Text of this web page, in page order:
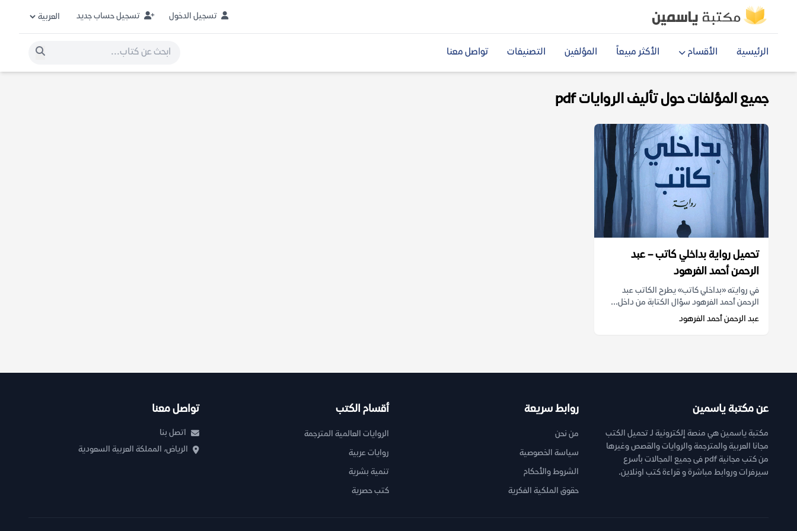
تسجيل الدخول تسجيل حساب جديد
الرئيسية الأقسام الأكثر مبيعاً المؤلفين التصنيفات تواصل معنا
جميع المؤلفات حول تأليف الروايات pdf
تحميل رواية بداخلي كاتب – عبد
الرحمن أحمد الفرهود
في روايته «بداخلي كاتب» يطرح الكاتب عبد
الرحمن أحمد الفرهود سؤال الكتابة من داخل...
عبد الرحمن أحمد الفرهود
عن مكتبة ياسمين
مكتبة ياسمين هي منصة إلكترونية لـ تحميل الكتب
مجانا العربية والمترجمة والروايات والقصص وغيرها
من كتب مجانية pdf فى جميع المجالات بأسرع
سيرفرات وروابط مباشرة و قراءة كتب اونلاين.
روابط سريعة
من نحن
سياسة الخصوصية
الشروط والأحكام
حقوق الملكية الفكرية
أقسام الكتب
الروايات العالمية المترجمة
روايات عربية
تنمية بشرية
كتب حصرية
تواصل معنا
اتصل بنا
الرياض، المملكة العربية السعودية